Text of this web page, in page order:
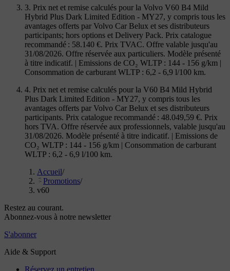
3. Prix net et remise calculés pour la Volvo V60 B4 Mild
Hybrid Plus Dark Limited Edition - MY27, y compris tous les
avantages offerts par Volvo Car Belux et ses distributeurs
participants; hors options et Delivery Pack. Prix catalogue
recommandé : 58.140 €. Prix TVAC. Offre valable jusqu'au
31/08/2026. Offre réservée aux particuliers. Modèle présenté
à titre indicatif. | Emissions de CO₂ WLTP : 144 - 156 g/km |
Consommation de carburant WLTP : 6,2 - 6,9 l/100 km.
4. Prix net et remise calculés pour la V60 B4 Mild Hybrid
Plus Dark Limited Edition - MY27, y compris tous les
avantages offerts par Volvo Car Belux et ses distributeurs
participants. Prix catalogue recommandé : 48.049,59 €. Prix
hors TVA. Offre réservée aux professionnels, valable jusqu'au
31/08/2026. Modèle présenté à titre indicatif. | Emissions de
CO₂ WLTP : 144 - 156 g/km | Consommation de carburant
WLTP : 6,2 - 6,9 l/100 km.
Accueil/
Promotions/
v60